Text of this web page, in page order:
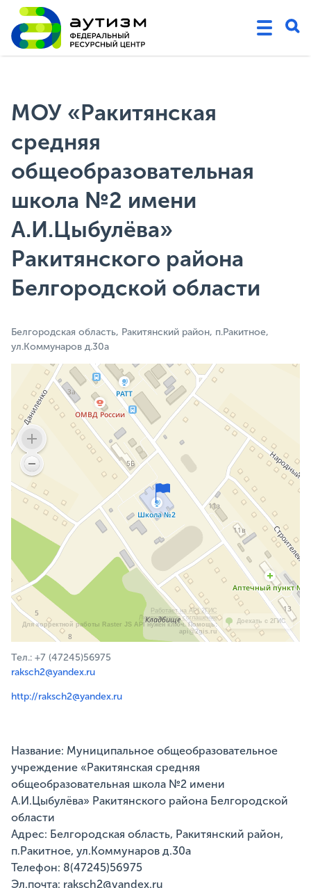
МОУ «Ракитянская
средняя
общеобразовательная
школа №2 имени
А.И.Цыбулёва»
Ракитянского района
Белгородской области
Белгородская область, Ракитянский район, п.Ракитное,
ул.Коммунаров д.30а
Работает на API 2ГИС
Лицензионное соглашение
Для корректной работы Raster JS API нужен ключ. Помощь:
api@2gis.ru
Доехать с 2ГИС
Тел.: +7 (47245)56975
raksch2@yandex.ru
http://raksch2@yandex.ru
Название: Муниципальное общеобразовательное
учреждение «Ракитянская средняя
общеобразовательная школа №2 имени
А.И.Цыбулёва» Ракитянского района Белгородской
области
Адрес: Белгородская область, Ракитянский район,
п.Ракитное, ул.Коммунаров д.30а
Телефон: 8(47245)56975
Эл.почта: raksch2@yandex.ru